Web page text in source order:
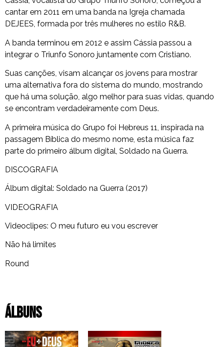
cantar em 2011 em uma banda na Igreja chamada
DEJEES, formada por três mulheres no estilo R&B.
A banda terminou em 2012 e assim Cássia passou a
integrar o Triunfo Sonoro juntamente com Cristiano.
Suas canções, visam alcançar os jovens para mostrar
uma alternativa fora do sistema do mundo, mostrando
que há uma solução, algo melhor para suas vidas, quando
se encontram verdadeiramente com Deus.
A primeira música do Grupo foi Hebreus 11, inspirada na
passagem Bíblica do mesmo nome, esta música faz
parte do primeiro álbum digital, Soldado na Guerra.
DISCOGRAFIA
Álbum digital: Soldado na Guerra (2017)
VIDEOGRAFIA
Videoclipes: O meu futuro eu vou escrever
Não há limites
Round
Álbuns